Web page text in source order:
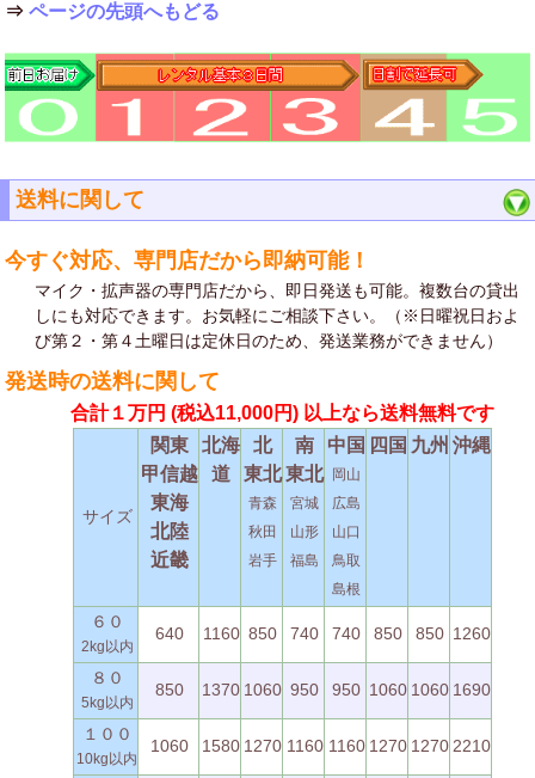
⇒ページの先頭へもどる
送料に関して
今すぐ対応、専門店だから即納可能！
マイク・拡声器の専門店だから、即日発送も可能。複数台の貸出
しにも対応できます。お気軽にご相談下さい。（※日曜祝日およ
び第２・第４土曜日は定休日のため、発送業務ができません）
発送時の送料に関して
合計１万円 (税込11,000円) 以上なら送料無料です
サイズ
関東
甲信越
東海
北陸
近畿
北海
道
北
東北
青森
秋田
岩手
南
東北
宮城
山形
福島
中国
岡山
広島
山口
鳥取
島根
四国 九州 沖縄
６０
2kg以内
640 1160 850 740 740 850 850 1260
８０
5kg以内
850 1370 1060 950 950 1060 1060 1690
１００
10kg以内
1060 1580 1270 1160 1160 1270 1270 2210